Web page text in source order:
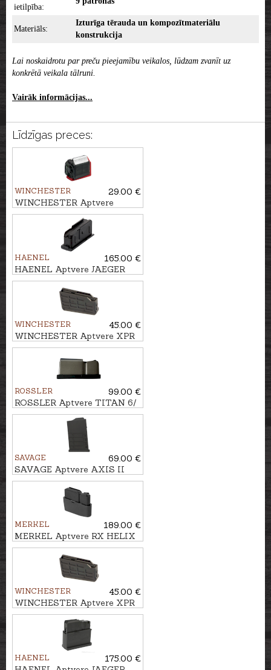
ietilpība:
Materiāls:
Izturīga tērauda un kompozītmateriālu
konstrukcija
Lai noskaidrotu par preču pieejamību veikalos, lūdzam zvanīt uz
konkrētā veikala tālruni.
Vairāk informācijas...
Līdzīgas preces:
WINCHESTER
29.00 €
WINCHESTER Aptvere
WILDCAT/XPERT kal. .22LR,
HAENEL
165.00 €
HAENEL Aptvere JAEGER
10PRO kal. .300Win., 3 patr.
WINCHESTER
45.00 €
WINCHESTER Aptvere XPR
STD kal. .308Win., 3 patr.
ROSSLER
99.00 €
ROSSLER Aptvere TITAN 6/
SIGNATURE kal. 7x64, .30-
SAVAGE
69.00 €
SAVAGE Aptvere AXIS II
Precision kal. .308Win., 6,5
Creedmoor, 10 patr.
MERKEL
189.00 €
MERKEL Aptvere RX HELIX
kal. .30-06, 5 patr.
WINCHESTER
45.00 €
WINCHESTER Aptvere XPR
STD kal. .30-06, 3 patr.
HAENEL
175.00 €